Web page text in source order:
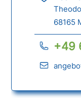
68165
+49